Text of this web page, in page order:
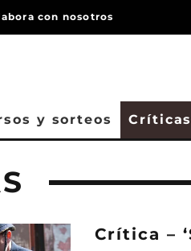
con nosotros
y sorteos Críticas
Crítica –